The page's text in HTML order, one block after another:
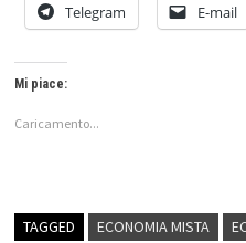
Telegram E-mail
Mi piace:
Caricamento...
TAGGED ECONOMIA MISTA